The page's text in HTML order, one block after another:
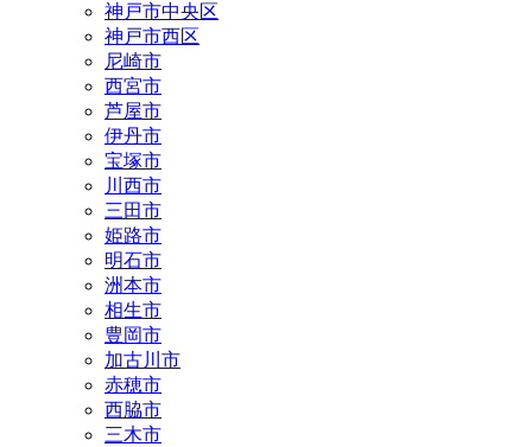
神戸市中央区
神戸市西区
尼崎市
西宮市
芦屋市
伊丹市
宝塚市
川西市
三田市
姫路市
明石市
洲本市
相生市
豊岡市
加古川市
赤穂市
西脇市
三木市